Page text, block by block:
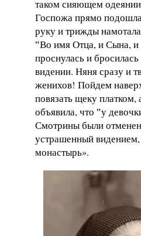
таком сияющем
Госпожа прямо
руку и трижды
‟Во имя Отца, и Сына,
проснулась и
видении. Няня сразу и
женихов! Пойдем
повязать щеку
объявила, что ‟у
Смотрины были
устрашенный видением,
монастырь».